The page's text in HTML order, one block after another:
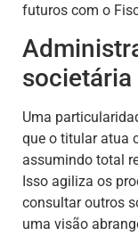
futuros com o
societária
Uma
que o titular atua
assumindo total
Isso agiliza os
consultar outros
uma visão